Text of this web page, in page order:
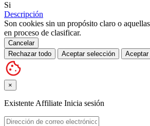
Si
Descripción
Son cookies sin un propósito claro o
en proceso de clasificar.
Cancelar
Rechazar todo
Aceptar selección Aceptar
×
Existente Affiliate Inicia sesión